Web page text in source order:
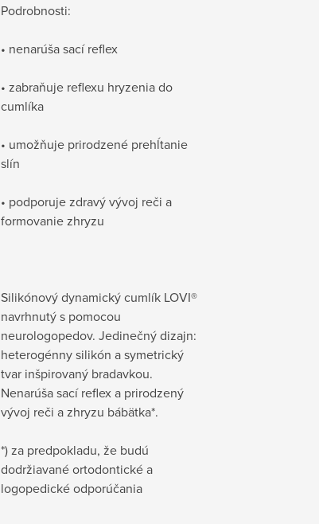
Podrobnosti:
• nenarúša sací reflex
• zabraňuje reflexu hryzenia do
cumlíka
• umožňuje prirodzené prehĺtanie
slín
• podporuje zdravý vývoj reči a
formovanie zhryzu
Silikónový dynamický cumlík LOVI®
navrhnutý s pomocou
neurologopedov. Jedinečný dizajn:
heterogénny silikón a symetrický
tvar inšpirovaný bradavkou.
Nenarúša sací reflex a prirodzený
vývoj reči a zhryzu bábätka*.
*) za predpokladu, že budú
dodržiavané ortodontické a
logopedické odporúčania